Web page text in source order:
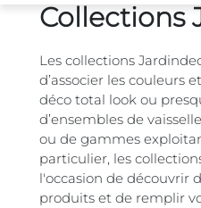
Collections
Les collections
d’associer les couleurs
déco total look ou
d’ensembles de
ou de gammes
particulier, les
l'occasion de découvrir
produits et de remplir